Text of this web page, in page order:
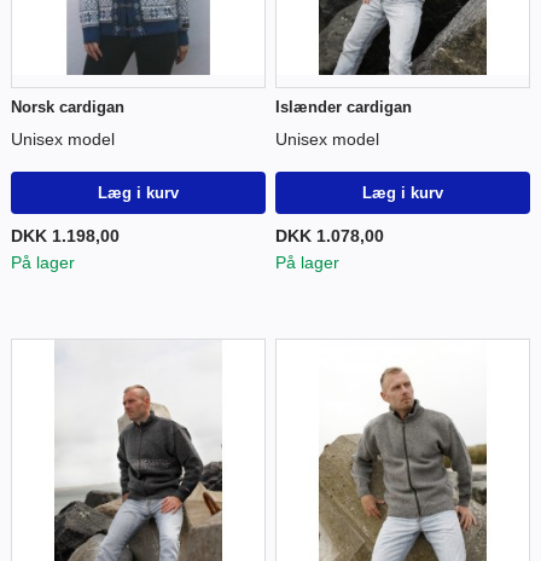
Norsk cardigan
Unisex model
Læg i kurv
DKK 1.198,00
På lager
Islænder cardigan
Unisex model
Læg i kurv
DKK 1.078,00
På lager